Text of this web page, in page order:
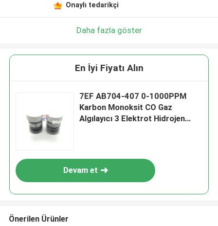
Onaylı tedarikçi
Daha fazla göster
En İyi Fiyatı Alın
7EF AB704-407 0-1000PPM
Karbon Monoksit CO Gaz
Algılayıcı 3 Elektrot Hidrojen
Devam et
Önerilen Ürünler